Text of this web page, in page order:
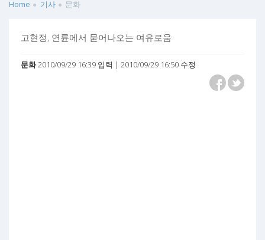
Home 기사 문화
고현정, 연륜에서 묻어나오는 여유로움
문화2010/09/29 16:39 입력 | 2010/09/29 16:50 수정